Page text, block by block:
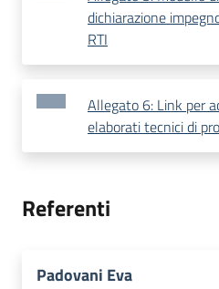
dichiarazione
RTI
Allegato 6: Link per
elaborati tecnici di
Referenti
Padovani Eva